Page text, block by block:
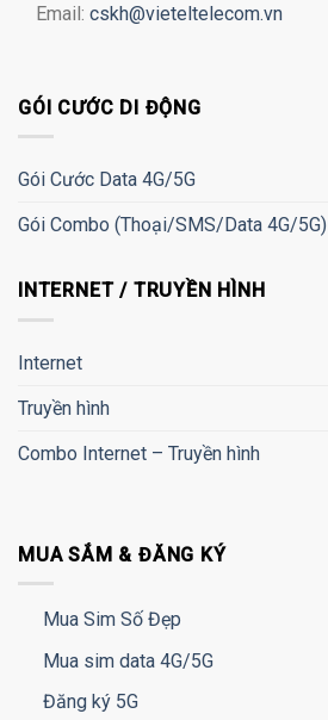
Email: cskh@vieteltelecom.vn
GÓI CƯỚC DI ĐỘNG
Gói Cước Data 4G/5G
Gói Combo (Thoại/SMS/Data 4G/5G)
INTERNET / TRUYỀN HÌNH
Internet
Truyền hình
Combo Internet – Truyền hình
MUA SẮM & ĐĂNG KÝ
Mua Sim Số Đẹp
Mua sim data 4G/5G
Đăng ký 5G